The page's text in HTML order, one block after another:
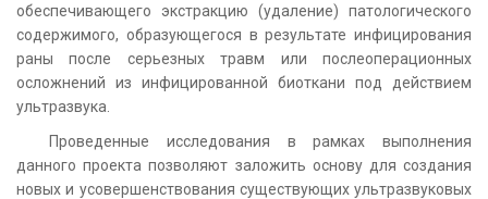
обеспечивающего экстракцию (удаление) патологического
содержимого, образующегося в результате инфицирования
раны после серьезных травм или послеоперационных
осложнений из инфицированной биоткани под действием
ультразвука.
Проведенные исследования в рамках выполнения
данного проекта позволяют заложить основу для создания
новых и усовершенствования существующих ультразвуковых